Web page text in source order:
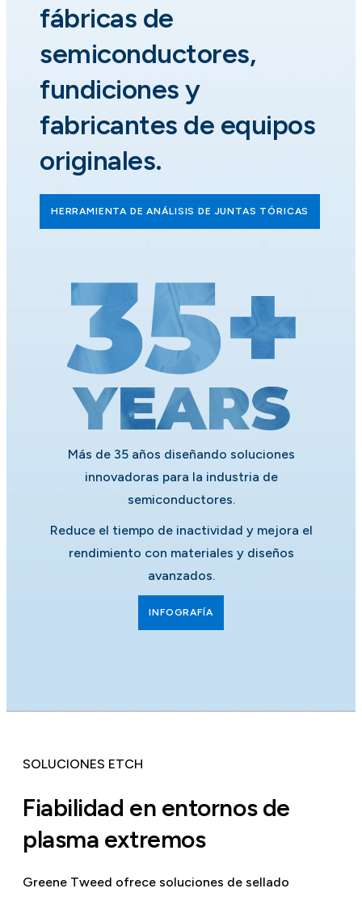
fábricas de
semiconductores,
fundiciones y
fabricantes de equipos
originales.
HERRAMIENTA DE ANÁLISIS DE JUNTAS TÓRICAS
Más de 35 años diseñando soluciones
innovadoras para la industria de
semiconductores.
Reduce el tiempo de inactividad y mejora el
rendimiento con materiales y diseños
avanzados.
INFOGRAFÍA
SOLUCIONES ETCH
Fiabilidad en entornos de
plasma extremos
Greene Tweed ofrece soluciones de sellado